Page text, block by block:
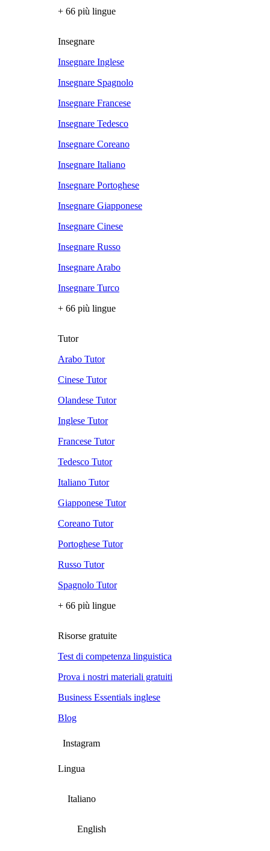
+ 66 più lingue
Insegnare
Insegnare Inglese
Insegnare Spagnolo
Insegnare Francese
Insegnare Tedesco
Insegnare Coreano
Insegnare Italiano
Insegnare Portoghese
Insegnare Giapponese
Insegnare Cinese
Insegnare Russo
Insegnare Arabo
Insegnare Turco
+ 66 più lingue
Tutor
Arabo Tutor
Cinese Tutor
Olandese Tutor
Inglese Tutor
Francese Tutor
Tedesco Tutor
Italiano Tutor
Giapponese Tutor
Coreano Tutor
Portoghese Tutor
Russo Tutor
Spagnolo Tutor
+ 66 più lingue
Risorse gratuite
Test di competenza linguistica
Prova i nostri materiali gratuiti
Business Essentials inglese
Blog
Instagram
Lingua
Italiano
English